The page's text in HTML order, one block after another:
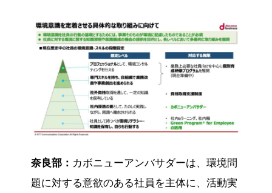
奈良部： カボニューアンバサダーは、環境問
題に対する意欲のある社員を主体に、活動実